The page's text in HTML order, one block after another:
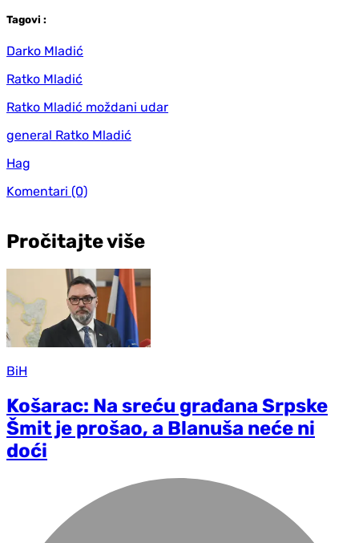
Tagovi :
Darko Mladić
Ratko Mladić
Ratko Mladić moždani udar
general Ratko Mladić
Hag
Komentari (0)
Pročitajte više
BiH
Košarac: Na sreću građana Srpske
Šmit je prošao, a Blanuša neće ni
doći